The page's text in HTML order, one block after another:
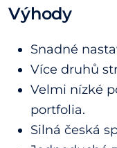
Výhody
Snadné
Více druhů
Velmi nízké
portfolia.
Silná česká